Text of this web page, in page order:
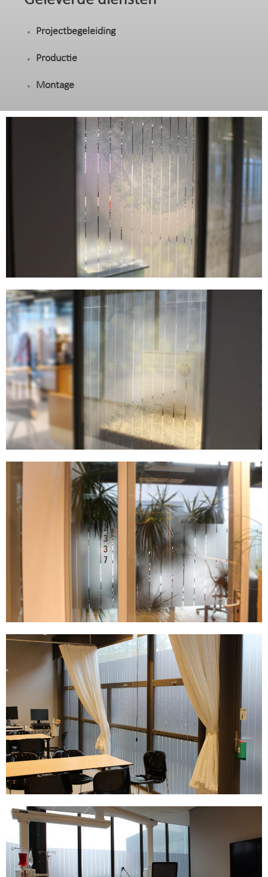
Projectbegeleiding
Productie
Montage